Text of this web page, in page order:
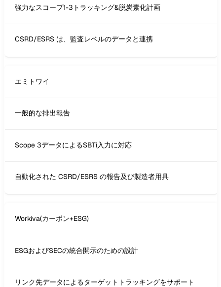
強力なスコープ1-3トラッキング&脱炭素化計画
CSRD/ESRS は、監査レベルのデータと連携
エミトワイ
一般的な排出報告
Scope 3データによるSBTi入力に対応
自動化された CSRD/ESRS の報告及び製造者用具
Workiva(カーボン+ESG)
ESGおよびSECの統合開示のための設計
リンク先データによるターゲットトラッキングをサポート